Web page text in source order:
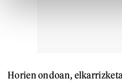
Horien ondoan,